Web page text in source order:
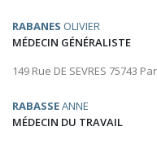
RABANES OLIVIER
MÉDECIN GÉNÉRALISTE
149 Rue DE SEVRES 75743
RABASSEANNE
MÉDECIN DU TRAVAIL